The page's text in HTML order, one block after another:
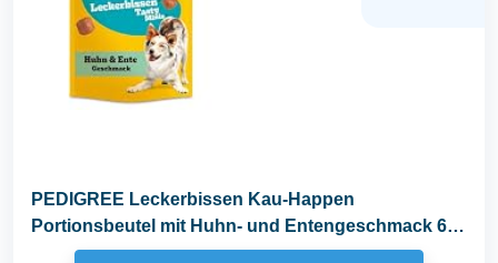
PEDIGREE Leckerbissen Kau-Happen
Portionsbeutel mit Huhn- und Entengeschmack 6 x